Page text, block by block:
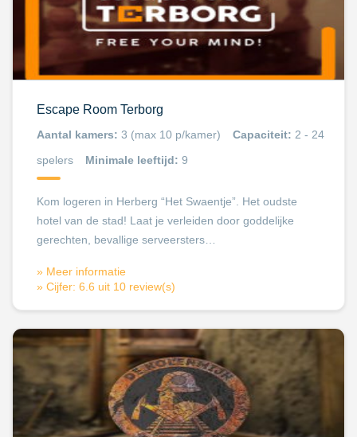
Escape Room Terborg
Aantal kamers: 3 (max 10 p/kamer) Capaciteit: 2 - 24
spelers
Minimale leeftijd: 9
Kom logeren in Herberg “Het Swaentje”. Het oudste
hotel van de stad! Laat je verleiden door goddelijke
gerechten, bevallige serveersters…
» Meer informatie
» Cijfer: 6.6 uit 10 review(s)